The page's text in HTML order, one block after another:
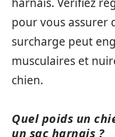
harnais. Vérifiez
pour vous assurer
surcharge peut
musculaires et
chien.
Quel poids un
un sac harnais ?